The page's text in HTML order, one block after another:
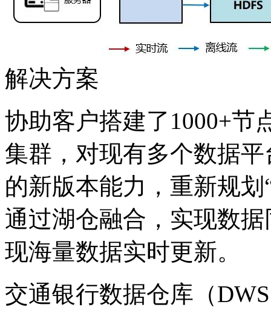
解决方案
协助客户搭建了1000+节
集群，对现有多个数据
的新版本能力，重新规
通过湖仓融合，实现数
现海量数据实时更新。
交通银行数据仓库（